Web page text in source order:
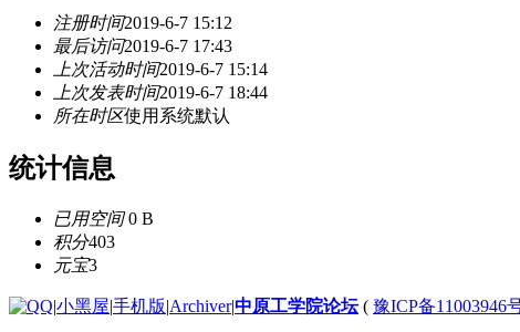
注册时间2019-6-7 15:12
最后访问2019-6-7 17:43
上次活动时间2019-6-7 15:14
上次发表时间2019-6-7 18:44
所在时区使用系统默认
统计信息
已用空间0 B
积分403
元宝3
|小黑屋|手机版|Archiver|中原工学院论坛( 豫ICP备11003946